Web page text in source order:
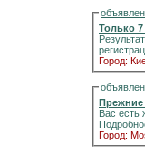
Результата! Заработай 100 % С Первой Же Продажи - Получи Нужный Результат! Только
Город:
Вас есть желание
Город: